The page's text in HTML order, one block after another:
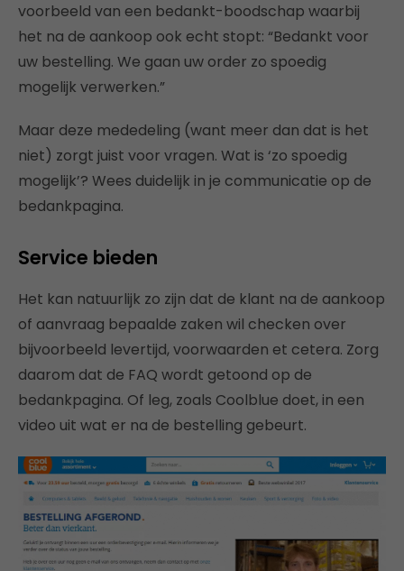
voorbeeld van een bedankt-boodschap waarbij
het na de aankoop ook echt stopt: “Bedankt voor
uw bestelling. We gaan uw order zo spoedig
mogelijk verwerken.”
Maar deze mededeling (want meer dan dat is het
niet) zorgt juist voor vragen. Wat is ‘zo spoedig
mogelijk’? Wees duidelijk in je communicatie op de
bedankpagina.
Service bieden
Het kan natuurlijk zo zijn dat de klant na de aankoop
of aanvraag bepaalde zaken wil checken over
bijvoorbeeld levertijd, voorwaarden et cetera. Zorg
daarom dat de FAQ wordt getoond op de
bedankpagina. Of leg, zoals Coolblue doet, in een
video uit wat er na de bestelling gebeurt.